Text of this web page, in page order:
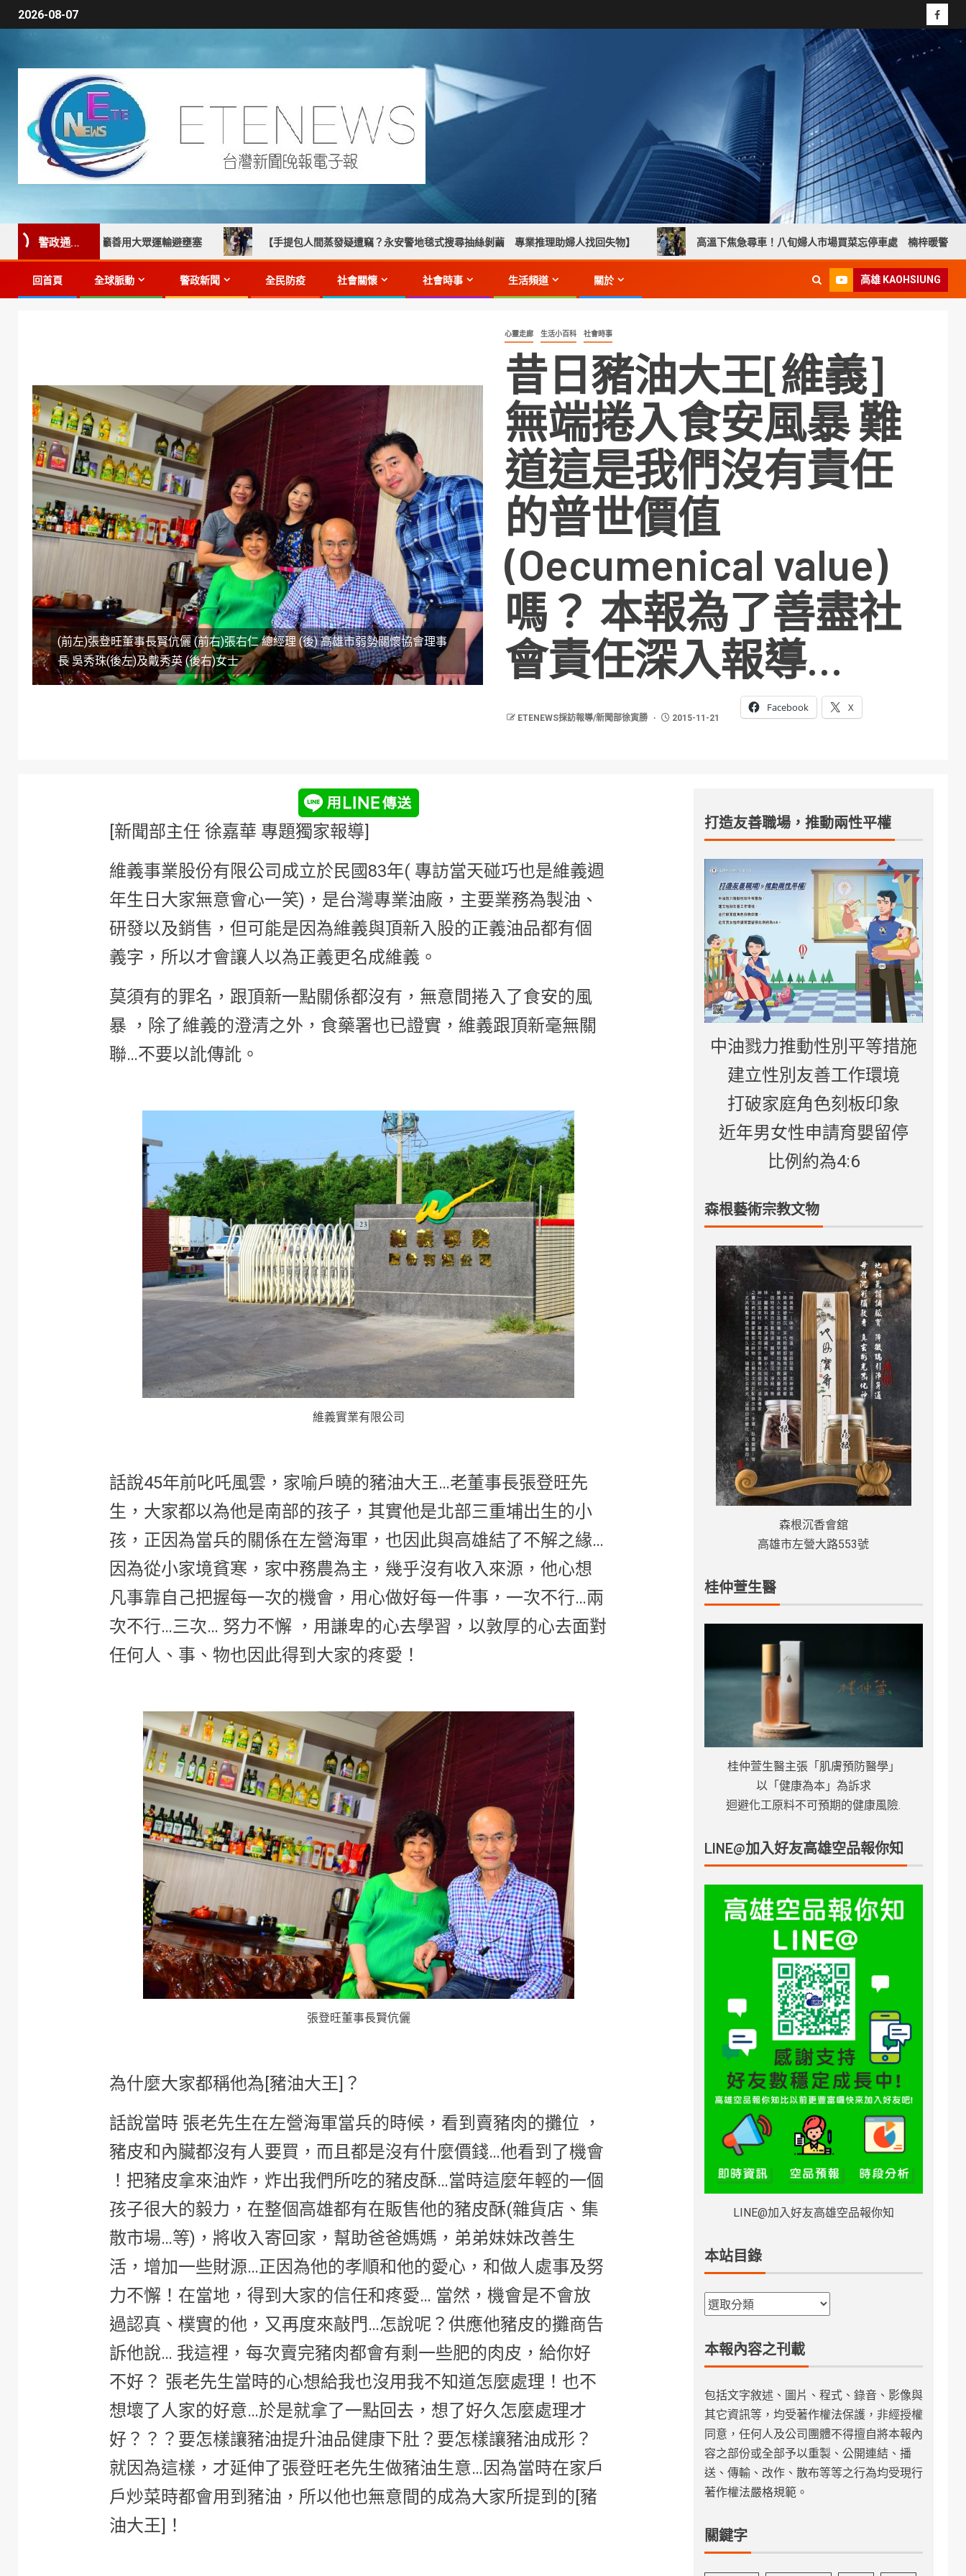
2026-08-07
警政通...
管 籲善用大眾運輸避壅塞 【手提包人間蒸發疑遭竊？永安警地毯式搜尋抽絲剝繭 專業推理助婦人找回失物】 高溫下焦急尋車！八旬婦人市場買菜忘停車處 楠梓暖警貼心協助尋回
回首頁 全球脈動 警政新聞 全民防疫 社會關懷 社會時事 生活頻道 關於 高雄 KAOHSIUNG
(前左)張登旺董事長賢伉儷 (前右)張右仁 總經理 (後) 高雄市弱勢關懷協會理事
長 吳秀珠(後左)及戴秀英 (後右)女士
心靈走廊 生活小百科 社會時事
昔日豬油大王[維義]
無端捲入食安風暴 難
道這是我們沒有責任
的普世價值
(Oecumenical value)
嗎？ 本報為了善盡社
會責任深入報導…
ETENEWS採訪報導/新聞部徐寅勝 2015-11-21
Facebook X
[新聞部主任 徐嘉華 專題獨家報導]
維義事業股份有限公司成立於民國83年( 專訪當天碰巧也是維義週
年生日大家無意會心一笑)，是台灣專業油廠，主要業務為製油、
研發以及銷售，但可能是因為維義與頂新入股的正義油品都有個
義字，所以才會讓人以為正義更名成維義。
莫須有的罪名，跟頂新一點關係都沒有，無意間捲入了食安的風
暴 ，除了維義的澄清之外，食藥署也已證實，維義跟頂新毫無關
聯…不要以訛傳訛。
維義實業有限公司
話說45年前叱吒風雲，家喻戶曉的豬油大王…老董事長張登旺先
生，大家都以為他是南部的孩子，其實他是北部三重埔出生的小
孩，正因為當兵的關係在左營海軍，也因此與高雄結了不解之緣…
因為從小家境貧寒，家中務農為主，幾乎沒有收入來源，他心想
凡事靠自己把握每一次的機會，用心做好每一件事，一次不行…兩
次不行…三次… 努力不懈 ，用謙卑的心去學習，以敦厚的心去面對
任何人、事、物也因此得到大家的疼愛！
張登旺董事長賢伉儷
為什麼大家都稱他為[豬油大王]？
話說當時 張老先生在左營海軍當兵的時候，看到賣豬肉的攤位 ，
豬皮和內臟都沒有人要買，而且都是沒有什麼價錢…他看到了機會
！把豬皮拿來油炸，炸出我們所吃的豬皮酥…當時這麼年輕的一個
孩子很大的毅力，在整個高雄都有在販售他的豬皮酥(雜貨店、集
散市場…等)，將收入寄回家，幫助爸爸媽媽，弟弟妹妹改善生
活，增加一些財源…正因為他的孝順和他的愛心，和做人處事及努
力不懈！在當地，得到大家的信任和疼愛… 當然，機會是不會放
過認真、樸實的他，又再度來敲門…怎說呢？供應他豬皮的攤商告
訴他說… 我這裡，每次賣完豬肉都會有剩一些肥的肉皮，給你好
不好？ 張老先生當時的心想給我也沒用我不知道怎麼處理！也不
想壞了人家的好意…於是就拿了一點回去，想了好久怎麼處理才
好？？？要怎樣讓豬油提升油品健康下肚？要怎樣讓豬油成形？
就因為這樣，才延伸了張登旺老先生做豬油生意…因為當時在家戶
戶炒菜時都會用到豬油，所以他也無意間的成為大家所提到的[豬
油大王]！
打造友善職場，推動兩性平權
中油戮力推動性別平等措施
建立性別友善工作環境
打破家庭角色刻板印象
近年男女性申請育嬰留停
比例約為4:6
森根藝術宗教文物
森根沉香會舘
高雄市左營大路553號
桂仲萱生醫
桂仲萱生醫主張「肌膚預防醫學」
以「健康為本」為訴求
迴避化工原料不可預期的健康風險.
LINE@加入好友高雄空品報你知
LINE@加入好友高雄空品報你知
本站目錄
本報內容之刊載
包括文字敘述、圖片、程式、錄音、影像與
其它資訊等，均受著作權法保護，非經授權
同意，任何人及公司團體不得擅自將本報內
容之部份或全部予以重製、公開連結、播
送、傳輸、改作、散布等等之行為均受現行
著作權法嚴格規範。
關鍵字